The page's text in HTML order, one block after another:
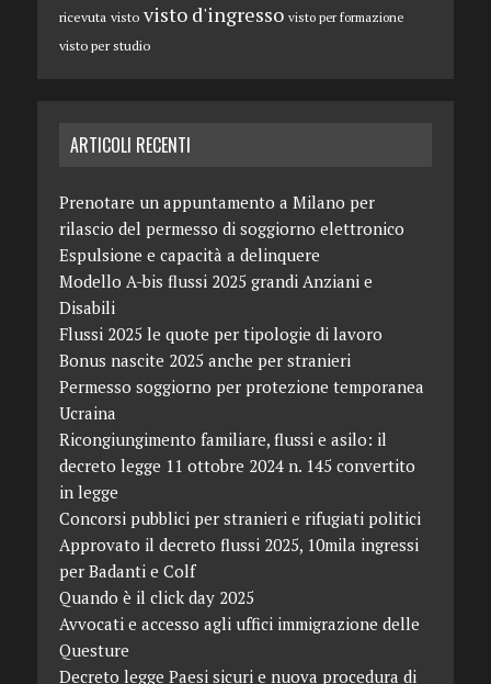
ricevuta visto visto d'ingresso visto per formazione
visto per studio
ARTICOLI RECENTI
Prenotare un appuntamento a Milano per
rilascio del permesso di soggiorno elettronico
Espulsione e capacità a delinquere
Modello A-bis flussi 2025 grandi Anziani e
Disabili
Flussi 2025 le quote per tipologie di lavoro
Bonus nascite 2025 anche per stranieri
Permesso soggiorno per protezione temporanea
Ucraina
Ricongiungimento familiare, flussi e asilo: il
decreto legge 11 ottobre 2024 n. 145 convertito
in legge
Concorsi pubblici per stranieri e rifugiati politici
Approvato il decreto flussi 2025, 10mila ingressi
per Badanti e Colf
Quando è il click day 2025
Avvocati e accesso agli uffici immigrazione delle
Questure
Decreto legge Paesi sicuri e nuova procedura di